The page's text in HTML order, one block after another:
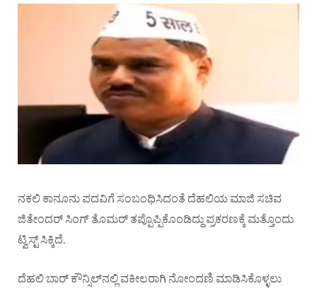
ನಕಲಿ ಕಾನೂನು ಪದವಿಗೆ ಸಂಬಂಧಿಸಿದಂತೆ ದೆಹಲಿಯ ಮಾಜಿ ಸಚಿವ
ಜಿತೇಂದರ್ ಸಿಂಗ್ ತೊಮರ್ ತಪ್ಪೊಪ್ಪಿಕೊಂಡಿದ್ದು ಪ್ರಕರಣಕ್ಕೆ ಮತ್ತೊಂದು
ಟ್ವಿಸ್ಟ್ ಸಿಕ್ಕಿದೆ.
ದೆಹಲಿ ಬಾರ್ ಕೌನ್ಸಿಲ್​ನಲ್ಲಿ ವಕೀಲರಾಗಿ ನೋಂದಣಿ ಮಾಡಿಸಿಕೊಳ್ಳಲು